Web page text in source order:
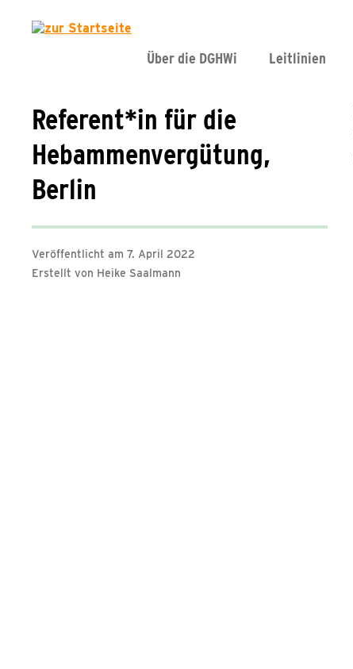
Über die DGHWi Leitlinien
Referent*in für die
Hebammenvergütung,
Berlin
Veröffentlicht am 7. April 2022
Erstellt von Heike Saalmann